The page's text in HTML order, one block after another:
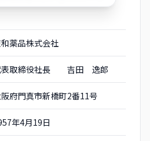
薬品株式会社
表取締役社長 吉田 逸郎
府門真市新橋町2番11号
年4月19日